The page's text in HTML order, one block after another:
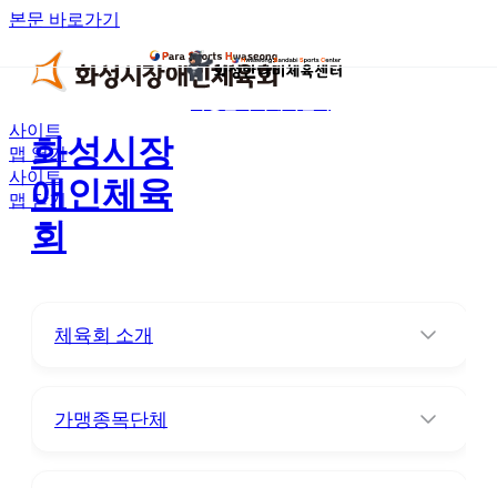
본문 바로가기
화성시장
애인체육
회
사이트
맵 열기
사이트
맵 닫기
체육회 소개
가맹종목단체